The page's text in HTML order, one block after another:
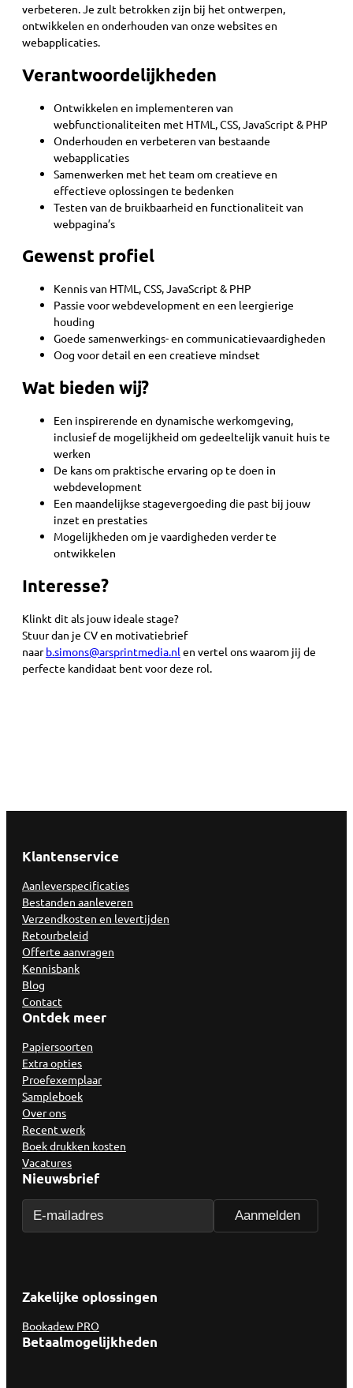
verbeteren. Je zult betrokken zijn bij het ontwerpen,
ontwikkelen en onderhouden van onze websites en
webapplicaties.
Verantwoordelijkheden
Ontwikkelen en implementeren van
webfunctionaliteiten met HTML, CSS, JavaScript & PHP
Onderhouden en verbeteren van bestaande
webapplicaties
Samenwerken met het team om creatieve en
effectieve oplossingen te bedenken
Testen van de bruikbaarheid en functionaliteit van
webpagina’s
Gewenst profiel
Kennis van HTML, CSS, JavaScript & PHP
Passie voor webdevelopment en een leergierige
houding
Goede samenwerkings- en communicatievaardigheden
Oog voor detail en een creatieve mindset
Wat bieden wij?
Een inspirerende en dynamische werkomgeving,
inclusief de mogelijkheid om gedeeltelijk vanuit huis te
werken
De kans om praktische ervaring op te doen in
webdevelopment
Een maandelijkse stagevergoeding die past bij jouw
inzet en prestaties
Mogelijkheden om je vaardigheden verder te
ontwikkelen
Interesse?
Klinkt dit als jouw ideale stage?
Stuur dan je CV en motivatiebrief
naarb.simons@arsprintmedia.nl en vertel ons waarom jij de
perfecte kandidaat bent voor deze rol.
Klantenservice
Aanleverspecificaties
Bestanden aanleveren
Verzendkosten en levertijden
Retourbeleid
Offerte aanvragen
Kennisbank
Blog
Contact
Ontdek meer
Papiersoorten
Extra opties
Proefexemplaar
Sampleboek
Over ons
Recent werk
Boek drukken kosten
Vacatures
Nieuwsbrief
Zakelijke oplossingen
Bookadew PRO
Betaalmogelijkheden